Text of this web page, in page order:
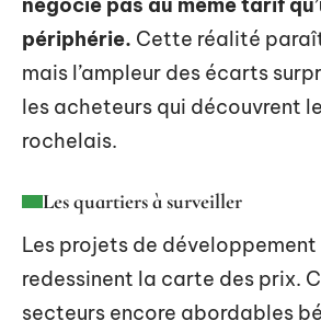
périphérie. Cette réalité
mais l’ampleur des écarts
les acheteurs qui découvrent
rochelais.
Les quartiers à surveiller
Les projets de développement
redessinent la carte des prix.
secteurs encore abordables